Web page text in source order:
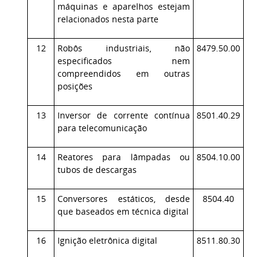
máquinas e aparelhos estejam
relacionados nesta parte
12
Robôs industriais, não
especificados nem
compreendidos em outras
posições
8479.50.00
13
Inversor de corrente contínua
para telecomunicação
8501.40.29
14
Reatores para lâmpadas ou
tubos de descargas
8504.10.00
15
Conversores estáticos, desde
que baseados em técnica digital
8504.40
16 Ignição eletrônica digital 8511.80.30